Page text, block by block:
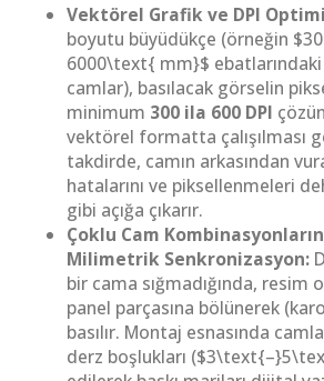
Vektörel Grafik ve DPI
boyutu büyüdükçe (örneğin
6000\text{ mm}$
camlar), basılacak görselin
minimum 300 ila 600 DPI
vektörel formatta çalışılması
takdirde, camın arkasından
hatalarını ve piksellenmeleri
gibi açığa çıkarır.
Çoklu Cam
Milimetrik Senkronizasyon:
bir cama sığmadığında, resim
panel parçasına bölünerek
basılır. Montaj esnasında
derz boşlukları